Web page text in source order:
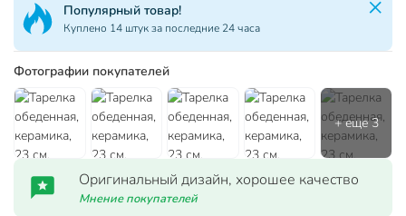
Популярный товар!
Куплено 14 штук за последние 24 часа
Фотографии покупателей
Оригинальный дизайн, хорошее качество
Мнение покупателей